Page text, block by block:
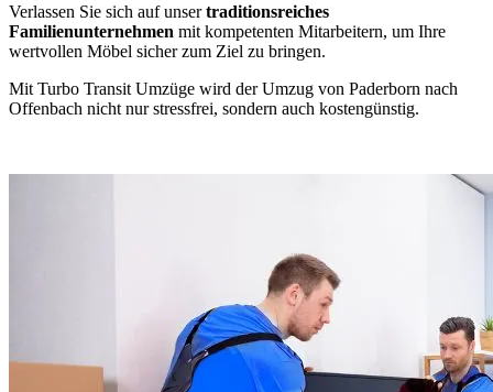
Verlassen Sie sich auf unsertraditionsreiches
Familienunternehmen mit kompetenten Mitarbeitern, um Ihre
wertvollen Möbel sicher zum Ziel zu bringen.
Mit Turbo Transit Umzüge wird der Umzug von Paderborn nach
Offenbach nicht nur stressfrei, sondern auch kostengünstig.